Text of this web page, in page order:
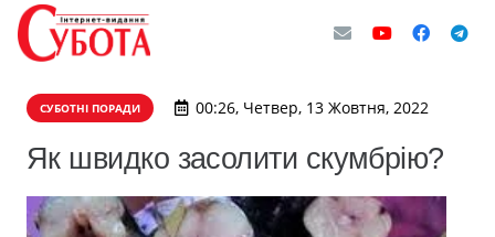
СУБОТНІ ПОРАДИ 00:26, Четвер, 13 Жовтня, 2022
Як швидко засолити скумбрію?